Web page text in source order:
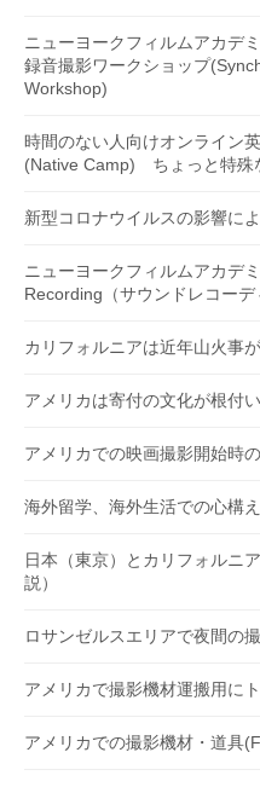
ニューヨークフィルムアカデ
録音撮影ワークショップ
Workshop)
時間のない人向けオンライン
(Native Camp) ちょっと特殊
新型コロナウイルスの影響に
ニューヨークフィルムアカ
Recording（サウンドレコーデ
カリフォルニアは近年山火事
アメリカは寄付の文化が根付
アメリカでの映画撮影開始時
海外留学、海外生活での心構え
日本（東京）とカリフォルニ
説）
ロサンゼルスエリアで夜間の
アメリカで撮影機材運搬用に
アメリカでの撮影機材・道具